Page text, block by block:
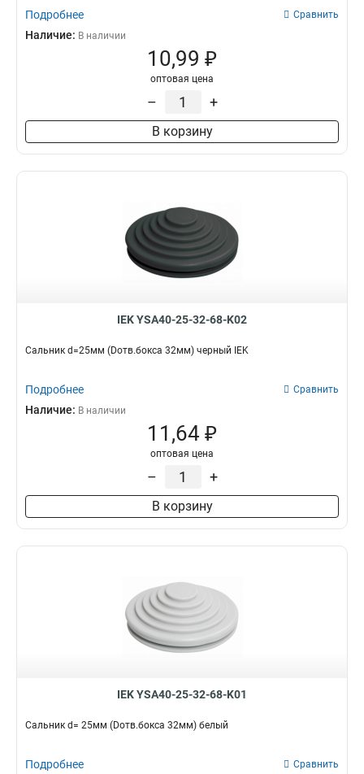
Подробнее Сравнить
Наличие: В наличии
10,99 ₽
оптовая цена
– +
В корзину
IEK YSA40-25-32-68-K02
Сальник d=25мм (Dотв.бокса 32мм) черный IEK
Подробнее Сравнить
Наличие: В наличии
11,64 ₽
оптовая цена
– +
В корзину
IEK YSA40-25-32-68-K01
Сальник d= 25мм (Dотв.бокса 32мм) белый
Подробнее Сравнить